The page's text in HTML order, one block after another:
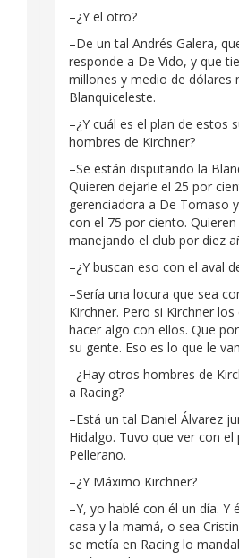
–¿Y el otro?
–De un tal Andrés Galera,
responde a De Vido, y que
millones y medio de dólares
Blanquiceleste.
–¿Y cuál es el plan de estos
hombres de Kirchner?
–Se están disputando la
Quieren dejarle el 25 por
gerenciadora a De Tomaso
con el 75 por ciento.
manejando el club por diez
–¿Y buscan eso con el aval
–Sería una locura que sea
Kirchner. Pero si Kirchner
hacer algo con ellos. Que
su gente. Eso es lo que le
–¿Hay otros hombres de
a Racing?
–Está un tal Daniel Álvarez
Hidalgo. Tuvo que ver con el
Pellerano.
–¿Y Máximo Kirchner?
–Y, yo hablé con él un día. Y
casa y la mamá, o sea
se metía en Racing lo